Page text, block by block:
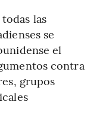
las
se
el
contra
grupos